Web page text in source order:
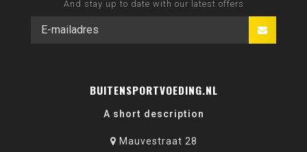
And stay up to date with our latest offers
BUITENSPORTVOEDING.NL
A short description
Mauvestraat 28